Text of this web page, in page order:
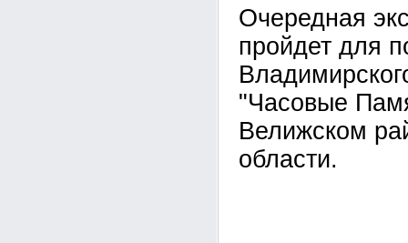
Очередная
пройдет для
"Часовые
Велижском
области.